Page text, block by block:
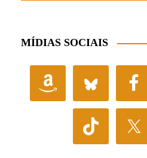
MÍDIAS SOCIAIS